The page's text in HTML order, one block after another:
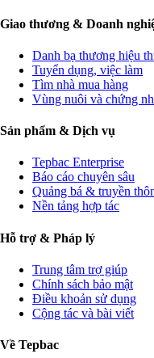
Giao thương & Doanh
Danh bạ thương hiệu
Tuyển dụng, việc làm
Tìm nhà mua hàng
Vùng nuôi và chứng
Sản phẩm & Dịch vụ
Tepbac Enterprise
Báo cáo chuyên sâu
Quảng bá & truyền
Nền tảng hợp tác
Hỗ trợ & Pháp lý
Trung tâm trợ giúp
Chính sách bảo mật
Điều khoản sử dụng
Cộng tác và bài viết
Về Tepbac